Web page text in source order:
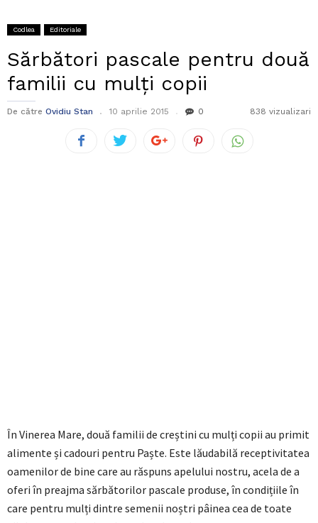
Codlea Editoriale
Sărbători pascale pentru două
familii cu mulți copii
De către Ovidiu Stan 10 aprilie 2015 0 838 vizualizari
În Vinerea Mare, două familii de creștini cu mulți copii au primit
alimente și cadouri pentru Paște. Este lăudabilă receptivitatea
oamenilor de bine care au răspuns apelului nostru, acela de a
oferi în preajma sărbătorilor pascale produse, în condițiile în
care pentru mulți dintre semenii noștri pâinea cea de toate